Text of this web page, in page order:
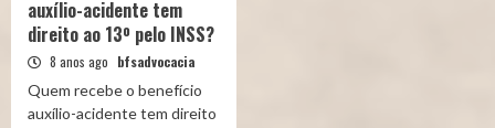
auxílio-acidente tem
direito ao 13º pelo INSS?
8 anos ago bfsadvocacia
Quem recebe o benefício
auxílio-acidente tem direito